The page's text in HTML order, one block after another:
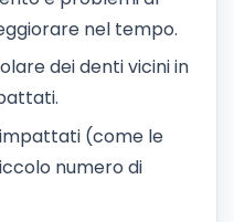
nel tempo.
dei denti vicini in
(come le
numero di